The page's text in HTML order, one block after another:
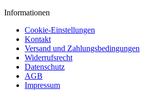
Informationen
Cookie-Einstellungen
Kontakt
Versand und Zahlungsbedingungen
Widerrufsrecht
Datenschutz
AGB
Impressum